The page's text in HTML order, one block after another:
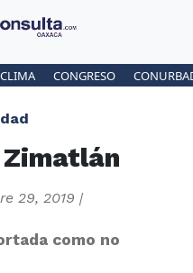
CLIMA CONGRESO
29, 2019 |
como no